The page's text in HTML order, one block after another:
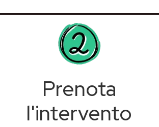
Prenota
l'intervento